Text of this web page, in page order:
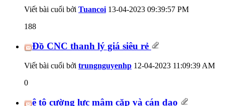
Viết bài cuối bởi Tuancoi13-04-2023 09:39:57 PM
188
Đồ CNC thanh lý giá siêu rẻ
Viết bài cuối bởi trungnguyenhp 12-04-2023 11:09:39 AM
0
ê tô cường lực mâm cặp và cán dao